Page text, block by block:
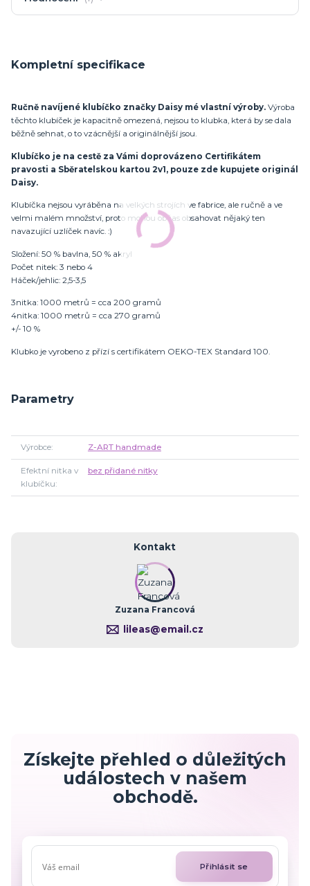
Kompletní specifikace
Ručně navíjené klubíčko značky Daisy mé vlastní výroby. Výroba
těchto klubíček je kapacitně omezená, nejsou to klubka, která by se dala
běžně sehnat, o to vzácnější a originálnější jsou.
Klubíčko je na cestě za Vámi doprovázeno Certifikátem
pravosti a Sběratelskou kartou 2v1, pouze zde kupujete originál
Daisy.
Klubíčka nejsou vyráběna na velkých strojích ve fabrice, ale ručně a ve
velmi malém množství, proto mohou občas obsahovat nějaký ten
navazující uzlíček navíc. :)
Složení: 50 % bavlna, 50 % akryl
Počet nitek: 3 nebo 4
Háček/jehlic: 2,5-3,5
3nitka: 1000 metrů = cca 200 gramů
4nitka: 1000 metrů = cca 270 gramů
+/- 10 %
Klubko je vyrobeno z přízí s certifikátem OEKO-TEX Standard 100.
Parametry
Výrobce Z-ART handmade
Efektní nitka v
klubíčku
bez přidané nitky
Kontakt
Zuzana Francová
lileas@email.cz
Získejte přehled o důležitých
událostech v našem
obchodě.
Přihlásit se